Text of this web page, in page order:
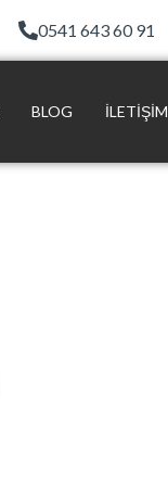
0541 643 60 91
BLOG İLETIŞIM